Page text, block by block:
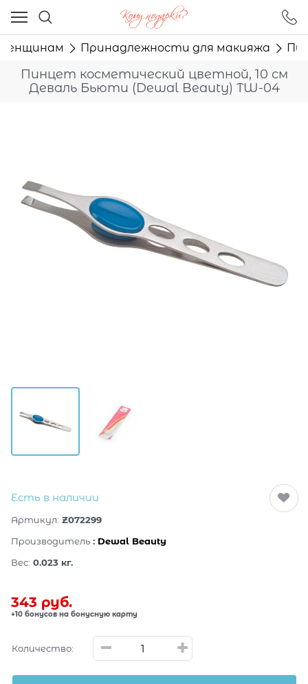
Принадлежности для макияжа
Пинцет косметический цветной, 10 см
Деваль Бьюти (Dewal Beauty) TW-04
Есть в наличии
Артикул: Z072299
Производитель : Dewal Beauty
Вес: 0.023 кг.
343 руб.
+10 бонусов на бонусную карту
Количество:
Ваш город - Москва,
угадали?
ДА НЕТ